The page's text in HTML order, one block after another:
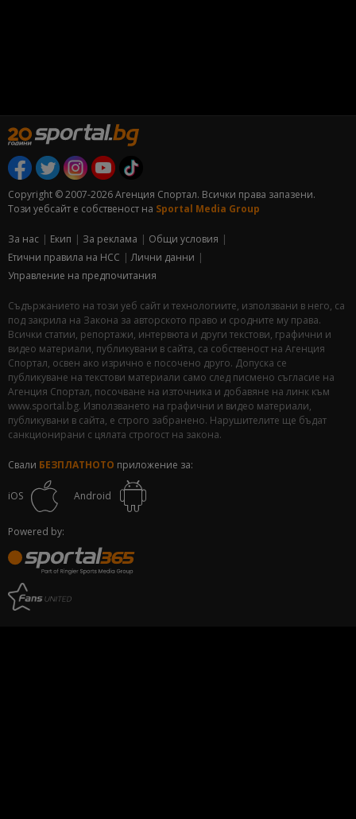
Copyright © 2007-2026 Агенция Спортал. Всички права запазени.
Този уебсайт е собственост на Sportal Media Group
За нас Екип За рекламa
Общи условия
Етични правила на НСС
Лични данни
Управление на предпочитания
Съдържанието на този уеб сайт и технологиите, използвани в него, са
под закрила на Закона за авторското право и сродните му права.
Всички статии, репортажи, интервюта и други текстови, графични и
видео материали, публикувани в сайта, са собственост на Агенция
Спортал, освен ако изрично е посочено друго. Допуска се
публикуване на текстови материали само след писмено съгласие на
Агенция Спортал, посочване на източника и добавяне на линк към
www.sportal.bg. Използването на графични и видео материали,
публикувани в сайта, е строго забранено. Нарушителите ще бъдат
санкционирани с цялата строгост на закона.
Свали БЕЗПЛАТНОТО приложение за:
iOS Android
Powered by: